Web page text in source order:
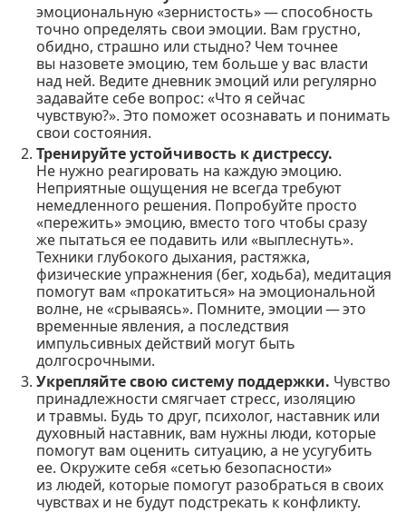
эмоциональную «зернистость» — способность
точно определять свои эмоции. Вам грустно,
обидно, страшно или стыдно? Чем точнее
вы назовете эмоцию, тем больше у вас власти
над ней. Ведите дневник эмоций или регулярно
задавайте себе вопрос: «Что я сейчас
чувствую?». Это поможет осознавать и понимать
свои состояния.
Тренируйте устойчивость к дистрессу.
Не нужно реагировать на каждую эмоцию.
Неприятные ощущения не всегда требуют
немедленного решения. Попробуйте просто
«пережить» эмоцию, вместо того чтобы сразу
же пытаться ее подавить или «выплеснуть».
Техники глубокого дыхания, растяжка,
физические упражнения (бег, ходьба), медитация
помогут вам «прокатиться» на эмоциональной
волне, не «срываясь». Помните, эмоции — это
временные явления, а последствия
импульсивных действий могут быть
долгосрочными.
Укрепляйте свою систему поддержки. Чувство
принадлежности смягчает стресс, изоляцию
и травмы. Будь то друг, психолог, наставник или
духовный наставник, вам нужны люди, которые
помогут вам оценить ситуацию, а не усугубить
ее. Окружите себя «сетью безопасности»
из людей, которые помогут разобраться в своих
чувствах и не будут подстрекать к конфликту.